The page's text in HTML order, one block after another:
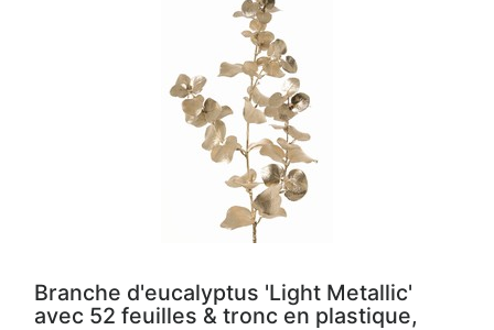
Branche d'eucalyptus 'Light Metallic'
avec 52 feuilles & tronc en plastique,